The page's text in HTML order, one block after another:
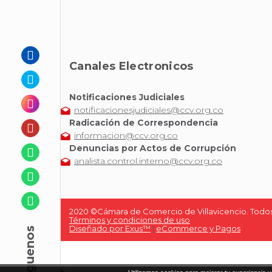
Canales Electronicos
Notificaciones Judiciales
notificacionesjudiciales@ccv.org.co
Radicación de Correspondencia
informacion@ccv.org.co
Denuncias por Actos de Corrupción
analista.control.interno@ccv.org.co
2020 ©Cámara de Comercio de Villavicencio.
Términos y condiciones de uso
Diseñado por Exus™ | eCommerce y Pagos